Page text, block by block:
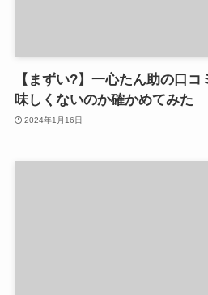
【まずい?】一心たん助の口
味しくないのか確かめてみた
2024年1月16日